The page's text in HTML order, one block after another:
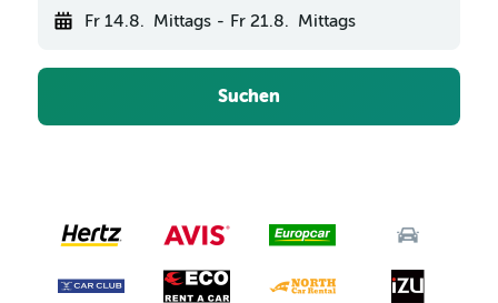
Fr 14.8. Mittags - Fr 21.8. Mittags
Suchen